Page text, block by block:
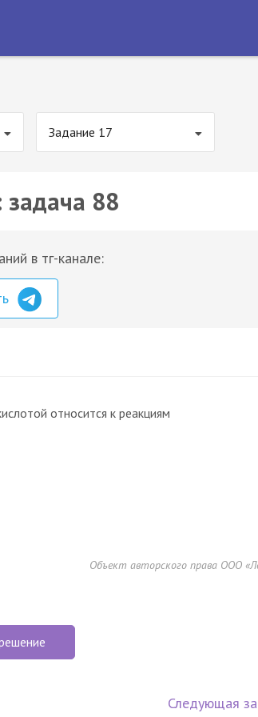
Задание 17
88
в тг-канале:
относится к реакциям
Объект авторского права ООО
Следующая